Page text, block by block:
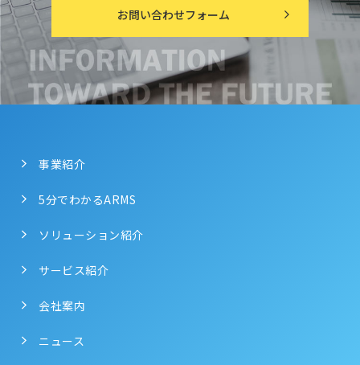
お問い合わせフォーム
事業紹介
5分でわかるARMS
ソリューション紹介
サービス紹介
会社案内
ニュース